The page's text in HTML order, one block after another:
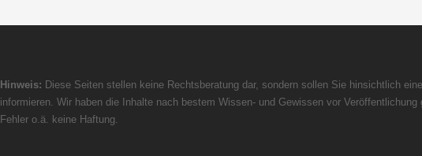
Hinweis: Diese Seiten stellen keine Rechtsberatung dar, sondern sollen Sie hinsichtlich
informieren. Wir haben die Inhalte nach bestem Wissen- und Gewissen vor
Fehler o.ä. keine Haftung.